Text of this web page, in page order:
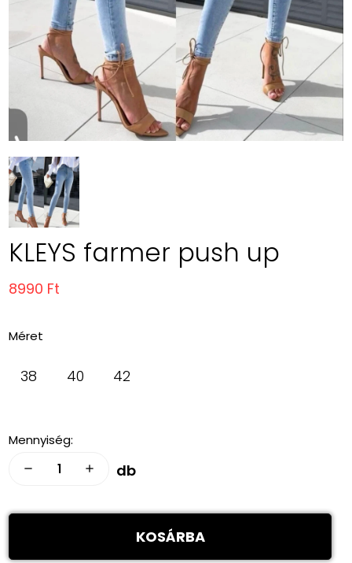
KLEYS farmer push up
8990 Ft
Méret
38 40 42
Mennyiség:
remove add db
KOSÁRBA